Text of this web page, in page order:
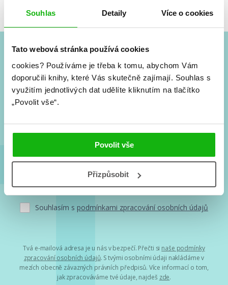
Souhlas Detaily Více o cookies
Tato webová stránka používá cookies
cookies? Používáme je třeba k tomu, abychom Vám
doporučili knihy, které Vás skutečně zajímají. Souhlas s
využitím jednotlivých dat udělíte kliknutím na tlačítko
„Povolit vše“.
Povolit vše
Přizpůsobit
#HumbookNews
Vše kolem #youngadult každý měsíc rovnou do mailu!
Nové knihy, co se chystá, kvízy, soutěže, autoři, filmové
Souhlasím s podmínkami zpracování osobních údajů
Tvá e-mailová adresa je u nás v bezpečí. Přečti si naše podmínky
zpracování osobních údajů. S tvými osobními údaji nakládáme v
mezích obecně závazných právních předpisů. Více informací o tom,
jak zpracováváme tvé údaje, najdeš zde.